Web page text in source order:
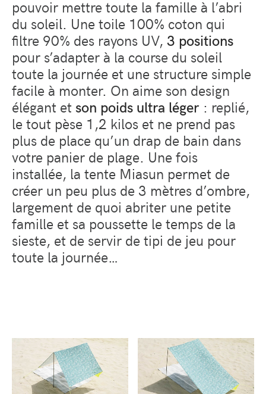
pouvoir mettre toute la famille à l’abri
du soleil. Une toile 100% coton qui
filtre 90% des rayons UV, 3 positions
pour s’adapter à la course du soleil
toute la journée et une structure simple
facile à monter. On aime son design
élégant et son poids ultra léger : replié,
le tout pèse 1,2 kilos et ne prend pas
plus de place qu’un drap de bain dans
votre panier de plage. Une fois
installée, la tente Miasun permet de
créer un peu plus de 3 mètres d’ombre,
largement de quoi abriter une petite
famille et sa poussette le temps de la
sieste, et de servir de tipi de jeu pour
toute la journée…